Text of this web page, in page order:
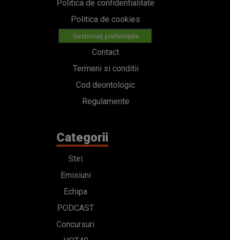
Politica de confidentialitate
Politica de cookies
Gestionați preferințele
Contact
Termeni si conditii
Cod deontologic
Regulamente
Categorii
Stiri
Emisiuni
Echipa
PODCAST
Concursuri